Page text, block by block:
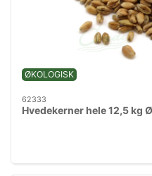
ØKOLOGISK
62333
Hvedekerner hele 12,5 kg